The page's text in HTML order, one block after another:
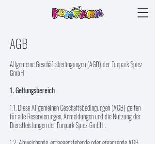
AGB
Allgemeine Geschäftsbedingungen (AGB) der Funpark Spiez
GmbH
1. Geltungsbereich
1.1. Diese Allgemeinen Geschäftsbedingungen (AGB) gelten
für alle Reservierungen, Anmeldungen und die Nutzung der
Dienstleistungen der Funpark Spiez GmbH .